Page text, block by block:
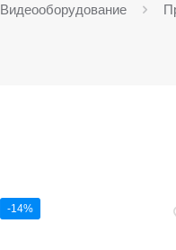
Видеооборудование
-14%